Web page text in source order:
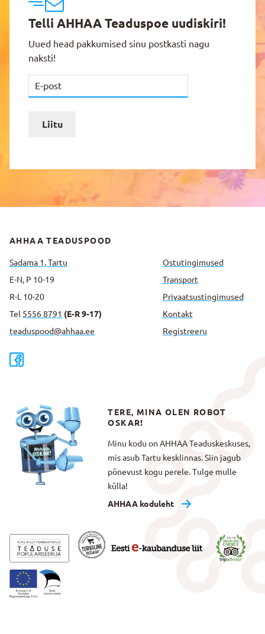
Telli AHHAA Teaduspoe uudiskiri!
Uued head pakkumised sinu postkasti nagu
naksti!
Liitu
AHHAA TEADUSPOOD
Sadama 1, Tartu
E-N, P 10-19
R-L 10-20
Tel 5556 8791 (E-R 9-17)
teaduspood@ahhaa.ee
Ostutingimused
Transport
Privaatsus­tingimused
Kontakt
Registreeru
TERE, MINA OLEN ROBOT
OSKAR!
Minu kodu on AHHAA Teaduskeskuses,
mis asub Tartu kesklinnas. Siin jagub
põnevust kogu perele. Tulge mulle
külla!
AHHAA koduleht